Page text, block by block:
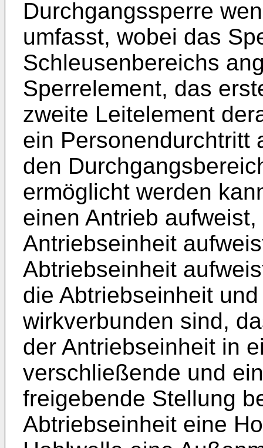
Durchgangssperre
umfasst, wobei das
Schleusenbereichs
Sperrelement, das
zweite Leitelement
ein Personendurchtritt
den
ermöglicht werden
einen Antrieb
Antriebseinheit
Abtriebseinheit
die Abtriebseinheit
wirkverbunden sind,
der Antriebseinheit in
verschließende und
freigebende Stellung
Abtriebseinheit eine